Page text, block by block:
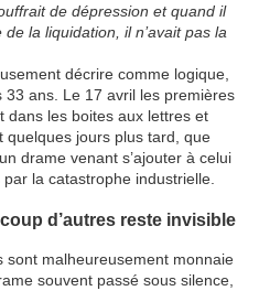
de dépression et quand il
de la liquidation, il n’avait pas la
décrire comme logique,
33 ans. Le 17 avril les premières
dans les boites aux lettres et
quelques jours plus tard, que
drame venant s’ajouter à celui
la catastrophe industrielle.
d’autres reste invisible
sont malheureusement monnaie
souvent passé sous silence,